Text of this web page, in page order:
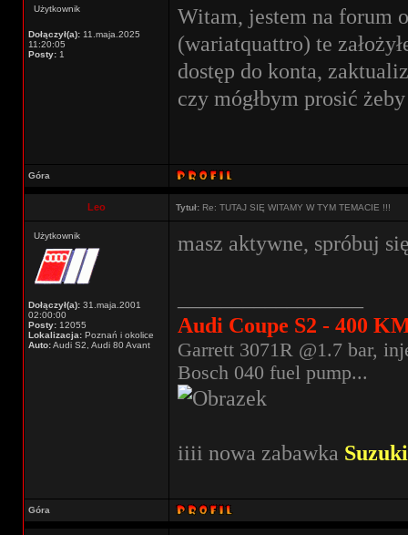
Użytkownik
Dołączył(a): 11.maja.2025
11:20:05
Posty: 1
Witam, jestem na forum
(wariatquattro) te
dostęp do konta,
czy mógłbym prosić
Góra
Leo Tytuł: Re: TUTAJ SIĘ WITAMY W TYM TEMACIE !!!
Użytkownik
Dołączył(a): 31.maja.2001
02:00:00
Posty: 12055
Lokalizacja: Poznań i okolice
Auto:Audi S2, Audi 80 Avant
masz aktywne, spróbuj
Audi Coupe S2 - 400
Garrett 3071R @1.7 bar,
Bosch 040 fuel pump...
iiii nowa zabawka
Góra